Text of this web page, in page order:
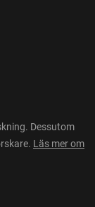
Dessutom
Läs mer om